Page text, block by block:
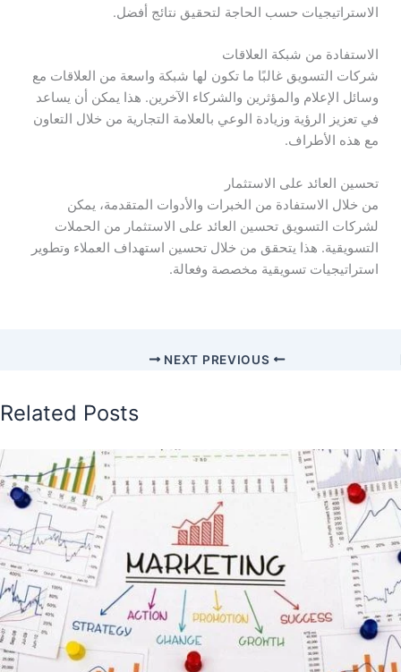
الاستراتيجيات حسب الحاجة لتحقيق نتائج أفضل.
الاستفادة من شبكة العلاقات
شركات التسويق غالبًا ما تكون لها شبكة واسعة من العلاقات مع
وسائل الإعلام والمؤثرين والشركاء الآخرين. هذا يمكن أن يساعد
في تعزيز الرؤية وزيادة الوعي بالعلامة التجارية من خلال التعاون
مع هذه الأطراف.
تحسين العائد على الاستثمار
من خلال الاستفادة من الخبرات والأدوات المتقدمة، يمكن
لشركات التسويق تحسين العائد على الاستثمار من الحملات
التسويقية. هذا يتحقق من خلال تحسين استهداف العملاء وتطوير
استراتيجيات تسويقية مخصصة وفعالة.
NEXT
Related Posts